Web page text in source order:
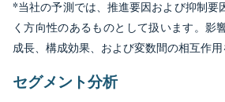
*当社の予測では、推進要因および抑制要
く方向性のあるものとして扱います。影
成長、構成効果、および変数間の相互作用
セグメント分析